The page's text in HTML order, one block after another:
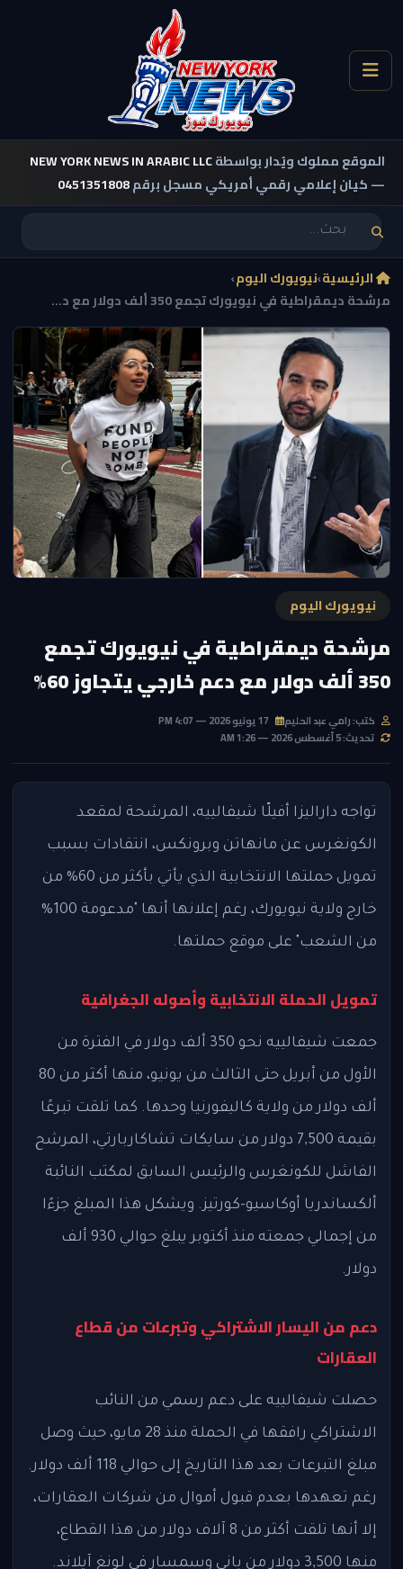
الموقع مملوك ويُدار بواسطةNEW YORK NEWS IN ARABIC LLC
— كيان إعلامي رقمي أمريكي مسجل برقم0451351808
الرئيسية›نيويورك اليوم›
مرشحة ديمقراطية في نيويورك تجمع 350 ألف دولار مع د...
نيويورك اليوم
مرشحة ديمقراطية في نيويورك تجمع
350 ألف دولار مع دعم خارجي يتجاوز 60%
كتب: رامي عبد الحليم
تحديث: 5 أغسطس 2026 — 1:26 AM
تواجه داراليزا أفيلّا شيفالييه، المرشحة لمقعد
الكونغرس عن مانهاتن وبرونكس، انتقادات بسبب
تمويل حملتها الانتخابية الذي يأتي بأكثر من 60% من
خارج ولاية نيويورك، رغم إعلانها أنها "مدعومة 100%
من الشعب" على موقع حملتها.
تمويل الحملة الانتخابية وأصوله الجغرافية
جمعت شيفالييه نحو 350 ألف دولار في الفترة من
الأول من أبريل حتى الثالث من يونيو، منها أكثر من 80
ألف دولار من ولاية كاليفورنيا وحدها. كما تلقت تبرعًا
بقيمة 7,500 دولار من سايكات تشاكاربارتي، المرشح
الفاشل للكونغرس والرئيس السابق لمكتب النائبة
ألكساندريا أوكاسيو-كورتيز. ويشكل هذا المبلغ جزءًا
من إجمالي جمعته منذ أكتوبر يبلغ حوالي 930 ألف
دولار.
دعم من اليسار الاشتراكي وتبرعات من قطاع
العقارات
حصلت شيفالييه على دعم رسمي من النائب
الاشتراكي رافقها في الحملة منذ 28 مايو، حيث وصل
مبلغ التبرعات بعد هذا التاريخ إلى حوالي 118 ألف دولار.
رغم تعهدها بعدم قبول أموال من شركات العقارات،
إلا أنها تلقت أكثر من 8 آلاف دولار من هذا القطاع،
منها 3,500 دولار من باني وسمسار في لونغ آيلاند.